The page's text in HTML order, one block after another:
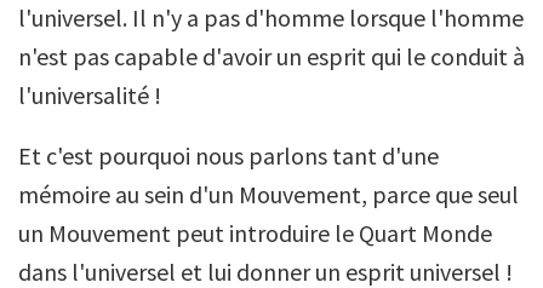
l'universel. Il n'y a pas d'homme lorsque l'homme
n'est pas capable d'avoir un esprit qui le conduit à
l'universalité !
Et c'est pourquoi nous parlons tant d'une
mémoire au sein d'un Mouvement, parce que seul
un Mouvement peut introduire le Quart Monde
dans l'universel et lui donner un esprit universel !